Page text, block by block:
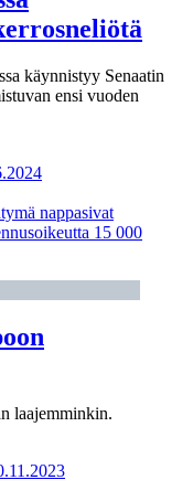
käynnistyy Senaatin
ensi vuoden
nappasivat
15 000
laajemminkin.